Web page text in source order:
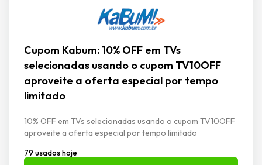
Cupom Kabum: 10% OFF em TVs
selecionadas usando o cupom TV10OFF
aproveite a oferta especial por tempo
limitado
10% OFF em TVs selecionadas usando o cupom TV10OFF
aproveite a oferta especial por tempo limitado
79 usados hoje